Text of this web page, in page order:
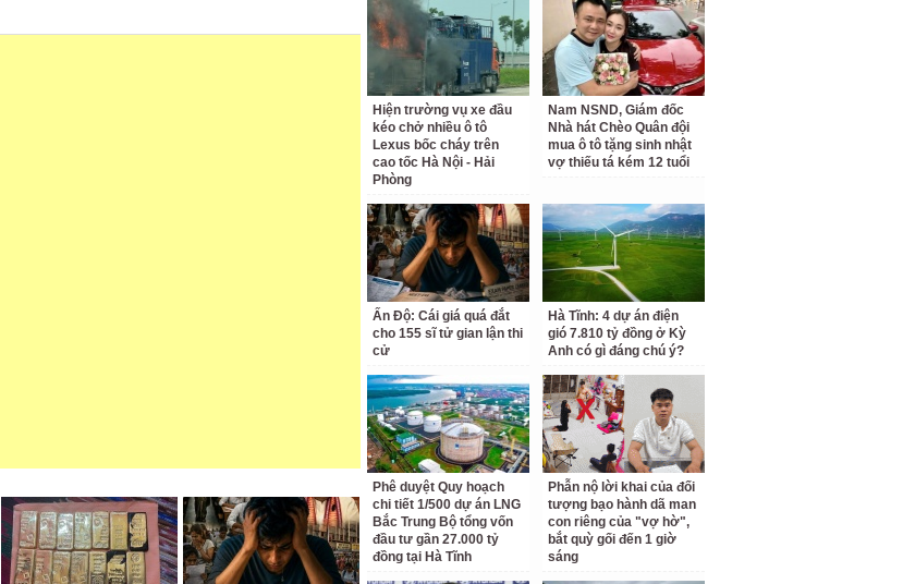
Hiện trường vụ xe đầu
kéo chở nhiều ô tô
Lexus bốc cháy trên
cao tốc Hà Nội - Hải
Phòng
Nam NSND, Giám đốc
Nhà hát Chèo Quân đội
mua ô tô tặng sinh nhật
vợ thiếu tá kém 12 tuổi
Ấn Độ: Cái giá quá đắt
cho 155 sĩ tử gian lận thi
cử
Hà Tĩnh: 4 dự án điện
gió 7.810 tỷ đồng ở Kỳ
Anh có gì đáng chú ý?
Phê duyệt Quy hoạch
chi tiết 1/500 dự án LNG
Bắc Trung Bộ tổng vốn
đầu tư gần 27.000 tỷ
đồng tại Hà Tĩnh
Phẫn nộ lời khai của đối
tượng bạo hành dã man
con riêng của "vợ hờ",
bắt quỳ gối đến 1 giờ
sáng